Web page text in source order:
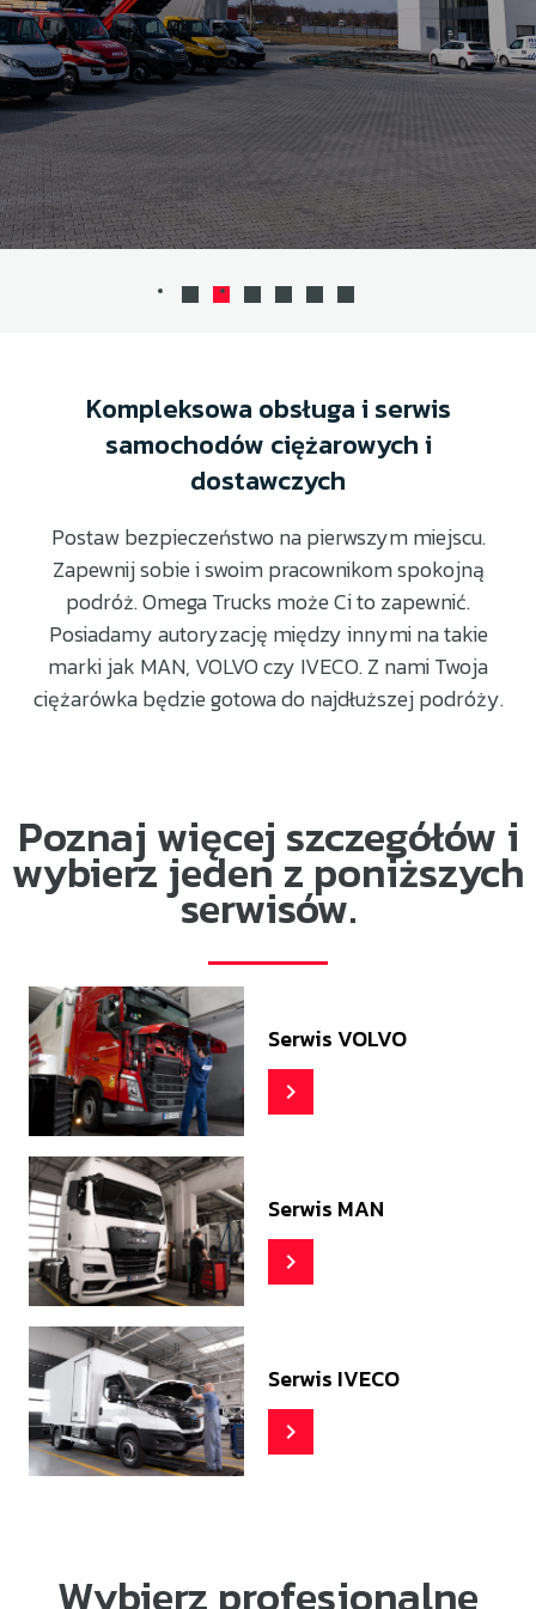
Kompleksowa obsługa i serwis
samochodów ciężarowych i
dostawczych
Postaw bezpieczeństwo na pierwszym miejscu.
Zapewnij sobie i swoim pracownikom spokojną
podróż. Omega Trucks może Ci to zapewnić.
Posiadamy autoryzację między innymi na takie
marki jak MAN, VOLVO czy IVECO. Z nami Twoja
ciężarówka będzie gotowa do najdłuższej podróży.
Poznaj więcej szczegółów i
wybierz jeden z poniższych
serwisów.
Serwis VOLVO
Serwis MAN
Serwis IVECO
Wybierz profesjonalne